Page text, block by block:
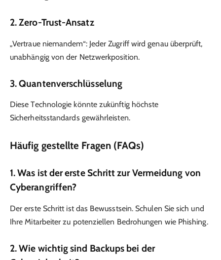
2. Zero-Trust-Ansatz
„Vertraue niemandem“: Jeder Zugriff wird genau überprüft,
unabhängig von der Netzwerkposition.
3. Quantenverschlüsselung
Diese Technologie könnte zukünftig höchste
Sicherheitsstandards gewährleisten.
Häufig gestellte Fragen (FAQs)
1. Was ist der erste Schritt zur Vermeidung von
Cyberangriffen?
Der erste Schritt ist das Bewusstsein. Schulen Sie sich und
Ihre Mitarbeiter zu potenziellen Bedrohungen wie Phishing.
2. Wie wichtig sind Backups bei der